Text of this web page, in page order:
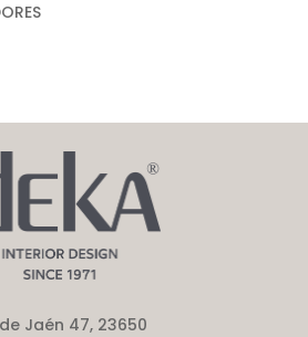
Jaén 47, 23650